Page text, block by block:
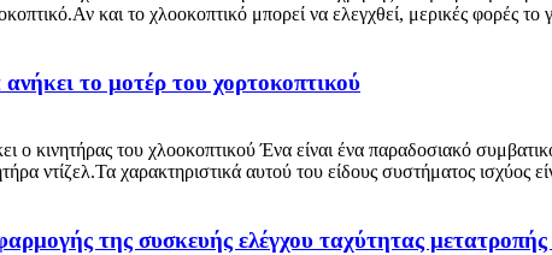
και το χλοοκοπτικό μπορεί να ελεγχθεί, μερικές φορές
ανήκει το μοτέρ του χορτοκοπτικού
ο κινητήρας του χλοοκοπτικού Ένα είναι ένα παραδοσιακό
ντίζελ.Τα χαρακτηριστικά αυτού του είδους συστήματος
της συσκευής ελέγχου ταχύτητας